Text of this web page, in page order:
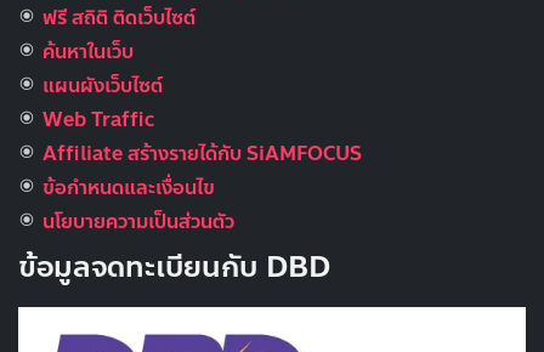
ฟรี สถิติ ติดเว็บไซต์
ค้นหาในเว็บ
แผนผังเว็บไซต์
Web Traffic
Affiliate สร้างรายได้กับ SiAMFOCUS
ข้อกำหนดและเงื่อนไข
นโยบายความเป็นส่วนตัว
ข้อมูลจดทะเบียนกับ DBD